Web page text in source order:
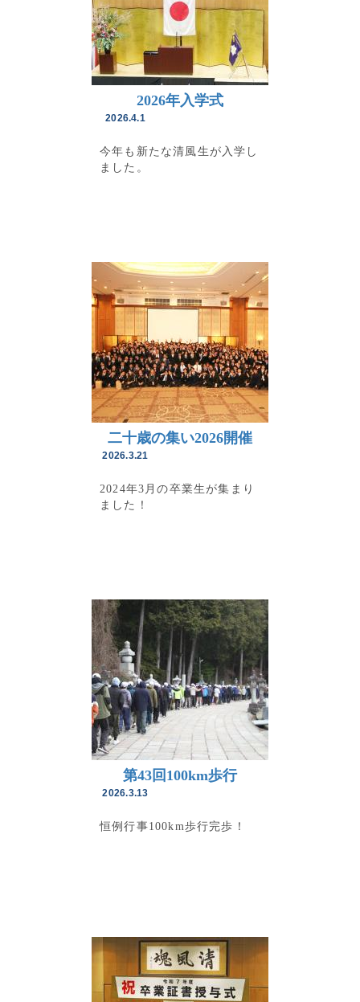
2026年入学式
2026.4.1
今年も新たな清風生が入学し
ました。
二十歳の集い2026開催
2026.3.21
2024年3月の卒業生が集まり
ました！
第43回100km歩行
2026.3.13
恒例行事100km歩行完歩！